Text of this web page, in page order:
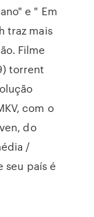
e " Em
traz mais
Filme
torrent
com o
do
/
seu país é